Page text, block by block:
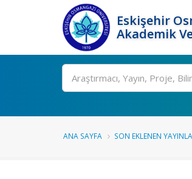
Eskişehir
Akademik
Ara
ANA SAYFA SON EKLENEN